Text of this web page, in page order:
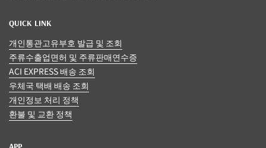
QUICK LINK
개인통관고유부호 발급 및 조회
주류수출업면허 및 주류판매연수증
ACI EXPRESS 배송 조회
우체국 택배 배송 조회
개인정보 처리 정책
환불 및 교환 정책